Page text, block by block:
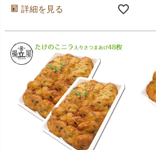
詳細を見る